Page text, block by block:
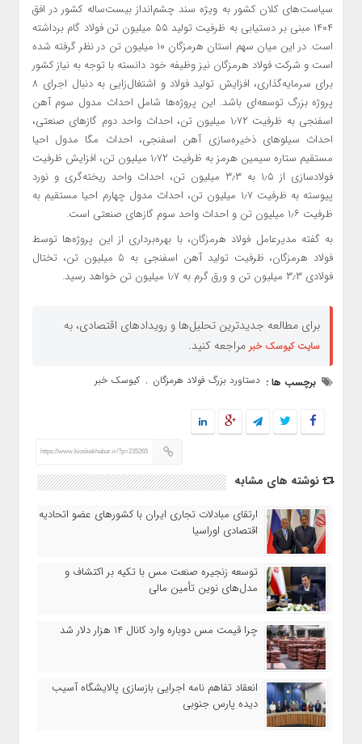
سیاست‌های کلان کشور به ویژه سند چشم‌انداز بیست‌ساله کشور در افق
۱۴۰۴ مبنی بر دستیابی به ظرفیت تولید ۵۵ میلیون تن فولاد گام برداشته
است. در این میان سهم استان هرمزگان ۱۰ میلیون تن در نظر گرفته شده
است و شرکت فولاد هرمزگان نیز وظیفه خود دانسته با توجه به نیاز کشور
برای سرمایه‌گذاری، افزایش تولید فولاد و اشتغال‌زایی به دنبال اجرای ۸
پروژه بزرگ توسعه‌ای باشد. این پروژه‌ها شامل احداث مدول سوم آهن
اسفنجی به ظرفیت ۱٫۷۲ میلیون تن، احداث واحد دوم گازهای صنعتی،
احداث سیلوهای ذخیره‌سازی آهن اسفنجی، احداث مگا مدول احیا
مستقیم ستاره سیمین هرمز به ظرفیت ۱٫۷۲ میلیون تن، افزایش ظرفیت
فولادسازی از ۱٫۵ به ۳٫۳ میلیون تن، احداث واحد ریخته‌گری و نورد
پیوسته به ظرفیت ۱٫۷ میلیون تن، احداث مدول چهارم احیا مستقیم به
ظرفیت ۱٫۶ میلیون تن و احداث واحد سوم گازهای صنعتی است.
به گفته مدیرعامل فولاد هرمزگان، با بهره‌برداری از این پروژه‌ها توسط
فولاد هرمزگان، ظرفیت تولید آهن اسفنجی به ۵ میلیون تن، تختال
فولادی ۳٫۳ میلیون تن و ورق گرم به ۱٫۷ میلیون تن خواهد رسید.
برای مطالعه جدیدترین تحلیل‌ها و رویدادهای اقتصادی، به
سایت کیوسک خبر مراجعه کنید.
برچسب ها : دستاورد بزرگ فولاد هرمزگان , کیوسک خبر
https://www.kioskekhabar.ir/?p=235265
نوشته های مشابه
ارتقای مبادلات تجاری ایران با کشورهای عضو اتحادیه
اقتصادی اوراسیا
توسعه زنجیره صنعت مس با تکیه بر اکتشاف و
مدل‌های نوین تأمین مالی
چرا قیمت مس دوباره وارد کانال ۱۴ هزار دلار شد
انعقاد تفاهم نامه اجرایی بازسازی پالایشگاه آسیب
دیده پارس جنوبی